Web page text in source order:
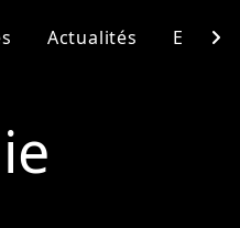
Actualités chevron_right